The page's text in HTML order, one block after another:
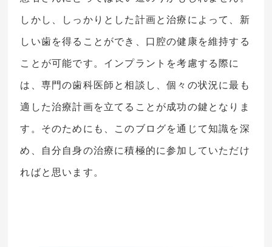
しかし、しっかりとした計画と治療によって、新
しい歯を得ることができ、口腔の健康を維持する
ことが可能です。インプラントを考慮する際に
は、専門の歯科医師と相談し、個々の状況に最も
適した治療計画を立てることが成功の鍵となりま
す。そのためにも、このブログを通じて知識を深
め、自分自身の治療に積極的に参加していただけ
ればと思います。